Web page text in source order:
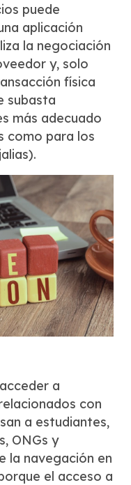
puede
aplicación
la negociación
y, solo
física
subasta
más adecuado
como para los
a
con
a estudiantes,
ONGs y
la navegación en
el acceso a